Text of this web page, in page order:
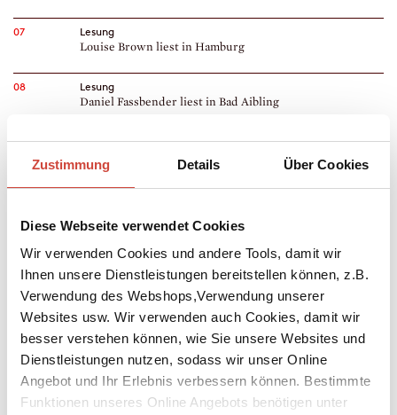
Zustimmung Details Über Cookies
Diese Webseite verwendet Cookies
Wir verwenden Cookies und andere Tools, damit wir
Ihnen unsere Dienstleistungen bereitstellen können, z.B.
Verwendung des Webshops,Verwendung unserer
Websites usw. Wir verwenden auch Cookies, damit wir
besser verstehen können, wie Sie unsere Websites und
Dienstleistungen nutzen, sodass wir unser Online
Angebot und Ihr Erlebnis verbessern können. Bestimmte
Funktionen unseres Online Angebots benötigen unter
07
Lesung
Louise Brown liest in Hamburg
08
Lesung
Daniel Fassbender liest in Bad Aibling
09
Lesung
Alice Horácková liest in Frankfurt am Main
12
Lesung
Doris Dörrie liest in Zürich
Lesung
Martin Walker liest in Lörrach
14
Lesung
Elena Fischer liest in Ganderkesee